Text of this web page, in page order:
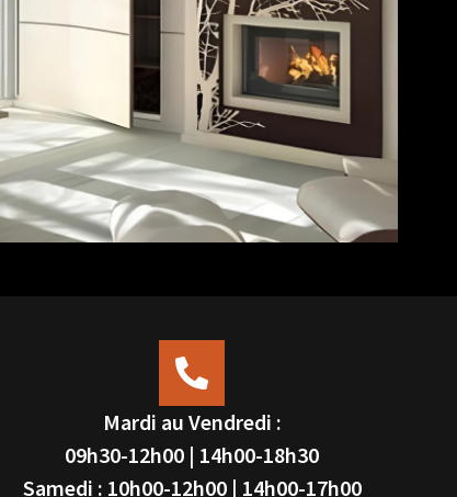
Mardi au Vendredi :
09h30-12h00 | 14h00-18h30
Samedi : 10h00-12h00 | 14h00-17h00